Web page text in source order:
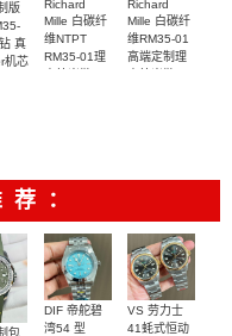
版
真
机芯
Richard
Mille 白碳纤
维NTPT
RM35-01理
Richard
Mille 白碳纤
维RM35-01
高端定制理
荐：
包
DIF 帝舵碧
湾54 型
VS 劳力士
41蚝式恒动